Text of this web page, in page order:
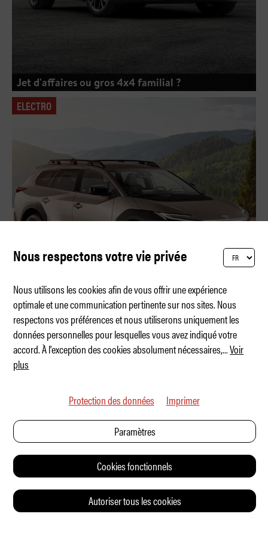
Jet d'affaires ou gros 4x4 familial ?
ELECTRO
Toyota bZ4X Touring
Nous respectons votre vie privée
Nous utilisons les cookies afin de vous offrir une expérience
optimale et une communication pertinente sur nos sites. Nous
respectons vos préférences et nous utiliserons uniquement les
données personnelles pour lesquelles vous avez indiqué votre
accord. À l'exception des cookies absolument nécessaires,...Voir
plus
Protection des données Imprimer
Paramètres
Cookies fonctionnels
Autoriser tous les cookies